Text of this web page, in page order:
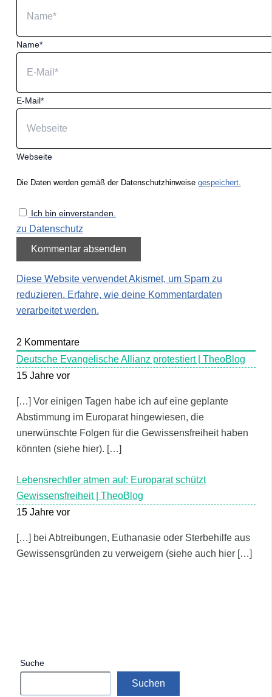
Name*
E-Mail*
Webseite
Die Daten werden gemäß der Datenschutzhinweise gespeichert.
Ich bin einverstanden.
zu Datenschutz
Diese Website verwendet Akismet, um Spam zu
reduzieren. Erfahre, wie deine Kommentardaten
verarbeitet werden.
2 Kommentare
Deutsche Evangelische Allianz protestiert | TheoBlog
15 Jahre vor
[…] Vor einigen Tagen habe ich auf eine geplante
Abstimmung im Europarat hingewiesen, die
unerwünschte Folgen für die Gewissensfreiheit haben
könnten (siehe hier). […]
Lebensrechtler atmen auf: Europarat schützt
Gewissensfreiheit | TheoBlog
15 Jahre vor
[…] bei Abtreibungen, Euthanasie oder Sterbehilfe aus
Gewissensgründen zu verweigern (siehe auch hier […]
Suche
Suchen